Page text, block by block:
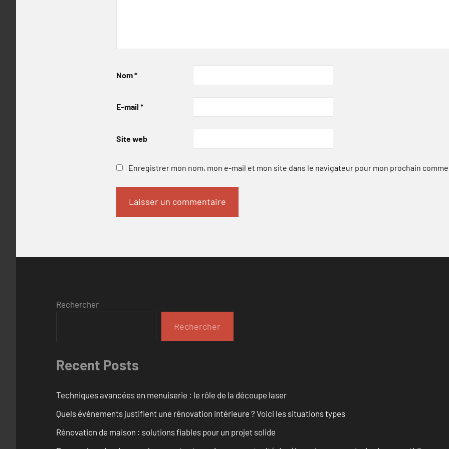
Nom*
E-mail *
Site web
Enregistrer mon nom, mon e-mail et mon site dans le navigateur pour mon prochain
Rechercher
Rechercher
Recent Posts
Techniques avancées en menuiserie : le rôle de la découpe laser
Quels événements justifient une rénovation intérieure ? Voici les situations types
Rénovation de maison : solutions fiables pour un projet solide